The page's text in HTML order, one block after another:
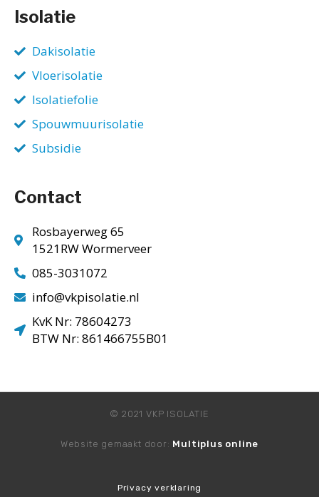
Isolatie
Dakisolatie
Vloerisolatie
Isolatiefolie
Spouwmuurisolatie
Subsidie
Contact
Rosbayerweg 65
1521RW Wormerveer
085-3031072
info@vkpisolatie.nl
KvK Nr: 78604273
BTW Nr: 861466755B01
© 2021 VKP ISOLATIE
Website gemaakt door: Multiplus online
Privacy verklaring